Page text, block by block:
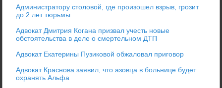
Администратору столовой, где произошел взрыв, грозит
до 2 лет тюрьмы
Адвокат Дмитрия Когана призвал учесть новые
обстоятельства в деле о смертельном ДТП
Адвокат Екатерины Пузиковой обжаловал приговор
Адвокат Краснова заявил, что азовца в больнице будет
охранять Альфа